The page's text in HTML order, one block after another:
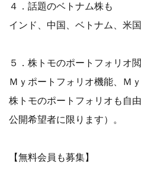
４．話題のベトナム株も
インド、中国、ベトナム、米
５．株トモのポートフォリオ
Ｍｙポートフォリオ機能、Ｍ
株トモのポートフォリオも自
公開希望者に限ります）。
【無料会員も募集】